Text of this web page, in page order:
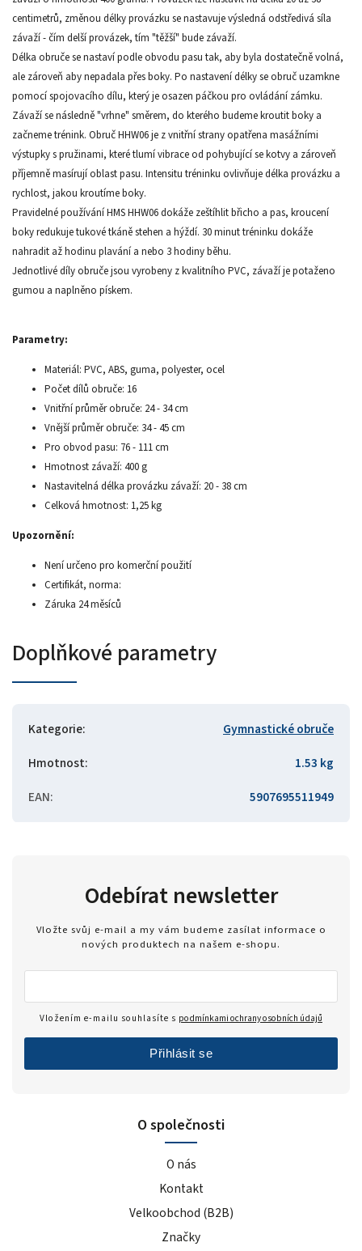
centimetrů, změnou délky provázku se nastavuje výsledná odstředivá síla
závaží - čím delší provázek, tím "těžší" bude závaží.
Délka obruče se nastaví podle obvodu pasu tak, aby byla dostatečně volná,
ale zároveň aby nepadala přes boky. Po nastavení délky se obruč uzamkne
pomocí spojovacího dílu, který je osazen páčkou pro ovládání zámku.
Závaží se následně "vrhne" směrem, do kterého budeme kroutit boky a
začneme trénink. Obruč HHW06 je z vnitřní strany opatřena masážními
výstupky s pružinami, které tlumí vibrace od pohybující se kotvy a zároveň
příjemně masírují oblast pasu. Intensitu tréninku ovlivňuje délka provázku a
rychlost, jakou kroutíme boky.
Pravidelné používání HMS HHW06 dokáže zeštíhlit břicho a pas, kroucení
boky redukuje tukové tkáně stehen a hýždí. 30 minut tréninku dokáže
nahradit až hodinu plavání a nebo 3 hodiny běhu.
Jednotlivé díly obruče jsou vyrobeny z kvalitního PVC, závaží je potaženo
gumou a naplněno pískem.
Parametry:
Materiál: PVC, ABS, guma, polyester, ocel
Počet dílů obruče: 16
Vnitřní průměr obruče: 24 - 34 cm
Vnější průměr obruče: 34 - 45 cm
Pro obvod pasu: 76 - 111 cm
Hmotnost závaží: 400 g
Nastavitelná délka provázku závaží: 20 - 38 cm
Celková hmotnost: 1,25 kg
Upozornění:
Není určeno pro komerční použití
Certifikát, norma:
Záruka 24 měsíců
Doplňkové parametry
Kategorie:
Gymnastické obruče
Hmotnost:
1.53 kg
EAN: 5907695511949
O společnosti
O nás
Kontakt
Velkoobchod (B2B)
Značky
Odebírat newsletter
Vložte svůj e-mail a my vám budeme zasílat informace o
nových produktech na našem e-shopu.
Vložením e-mailu souhlasíte s podmínkami ochrany osobních údajů
Přihlásit se